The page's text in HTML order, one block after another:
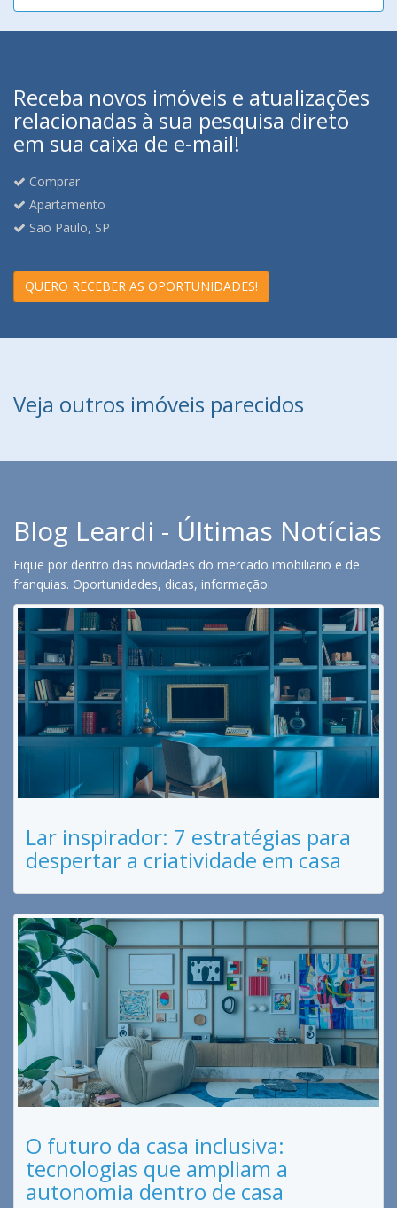
Receba novos imóveis e atualizações
relacionadas à sua pesquisa direto
em sua caixa de e-mail!
Comprar
Apartamento
São Paulo, SP
QUERO RECEBER AS OPORTUNIDADES!
Veja outros imóveis parecidos
Blog Leardi - Últimas Notícias
Fique por dentro das novidades do mercado imobiliario e de
franquias. Oportunidades, dicas, informação.
Lar inspirador: 7 estratégias para
despertar a criatividade em casa
O futuro da casa inclusiva:
tecnologias que ampliam a
autonomia dentro de casa